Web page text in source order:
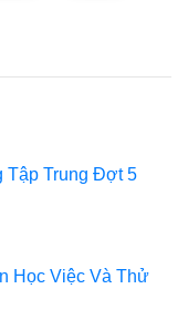
Tập Trung Đợt 5
Học Việc Và Thử